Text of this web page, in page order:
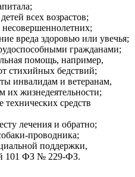
всех возрастов;
вреда здоровью или увечья;
гражданами;
помощь, например,
стихийных бедствий;
инвалидам и ветеранам,
их жизнедеятельности;
технических средств
лечения и обратно;
проводника;
поддержки,
101 ФЗ № 229-ФЗ.